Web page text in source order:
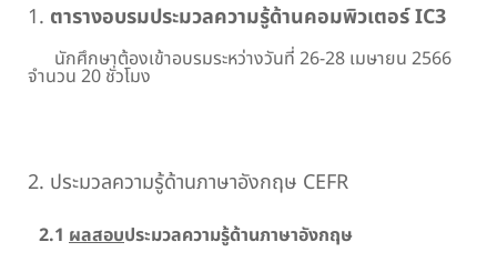
1. ตารางอบรมประมวลความรู้ด้านคอมพิวเตอร์ IC3
นักศึกษาต้องเข้าอบรมระหว่างวันที่ 26-28 เมษายน 2566
จำนวน 20 ชั่วโมง
2. ประมวลความรู้ด้านภาษาอังกฤษ CEFR
2.1 ผลสอบประมวลความรู้ด้านภาษาอังกฤษ